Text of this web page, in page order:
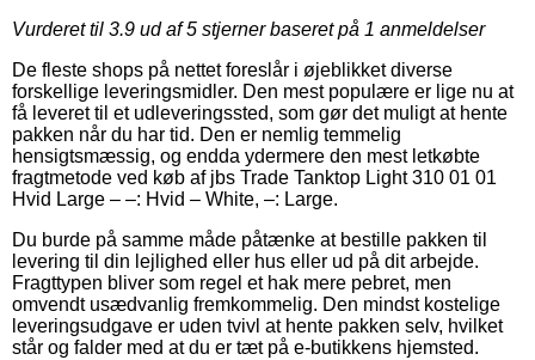
Vurderet til 3.9 ud af 5 stjerner baseret på 1 anmeldelser
De fleste shops på nettet foreslår i øjeblikket diverse
forskellige leveringsmidler. Den mest populære er lige nu at
få leveret til et udleveringssted, som gør det muligt at hente
pakken når du har tid. Den er nemlig temmelig
hensigtsmæssig, og endda ydermere den mest letkøbte
fragtmetode ved køb af jbs Trade Tanktop Light 310 01 01
Hvid Large – –: Hvid – White, –: Large.
Du burde på samme måde påtænke at bestille pakken til
levering til din lejlighed eller hus eller ud på dit arbejde.
Fragttypen bliver som regel et hak mere pebret, men
omvendt usædvanlig fremkommelig. Den mindst kostelige
leveringsudgave er uden tvivl at hente pakken selv, hvilket
står og falder med at du er tæt på e-butikkens hjemsted.